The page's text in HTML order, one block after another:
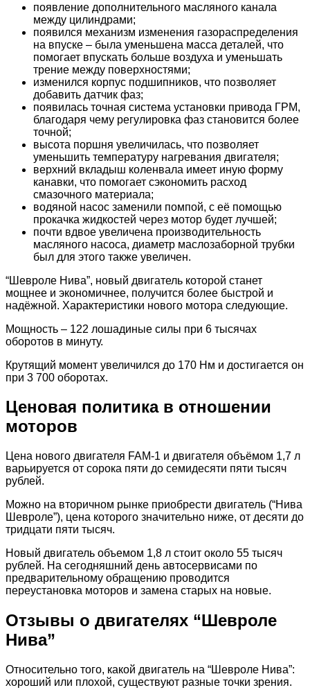
появление дополнительного масляного канала
между цилиндрами;
появился механизм изменения газораспределения
на впуске – была уменьшена масса деталей, что
помогает впускать больше воздуха и уменьшать
трение между поверхностями;
изменился корпус подшипников, что позволяет
добавить датчик фаз;
появилась точная система установки привода ГРМ,
благодаря чему регулировка фаз становится более
точной;
высота поршня увеличилась, что позволяет
уменьшить температуру нагревания двигателя;
верхний вкладыш коленвала имеет иную форму
канавки, что помогает сэкономить расход
смазочного материала;
водяной насос заменили помпой, с её помощью
прокачка жидкостей через мотор будет лучшей;
почти вдвое увеличена производительность
масляного насоса, диаметр маслозаборной трубки
был для этого также увеличен.
“Шевроле Нива”, новый двигатель которой станет
мощнее и экономичнее, получится более быстрой и
надёжной. Характеристики нового мотора следующие.
Мощность – 122 лошадиные силы при 6 тысячах
оборотов в минуту.
Крутящий момент увеличился до 170 Нм и достигается он
при 3 700 оборотах.
Ценовая политика в отношении
моторов
Цена нового двигателя FAM-1 и двигателя объёмом 1,7 л
варьируется от сорока пяти до семидесяти пяти тысяч
рублей.
Можно на вторичном рынке приобрести двигатель (“Нива
Шевроле”), цена которого значительно ниже, от десяти до
тридцати пяти тысяч.
Новый двигатель объемом 1,8 л стоит около 55 тысяч
рублей. На сегодняшний день автосервисами по
предварительному обращению проводится
переустановка моторов и замена старых на новые.
Отзывы о двигателях “Шевроле
Нива”
Относительно того, какой двигатель на “Шевроле Нива”:
хороший или плохой, существуют разные точки зрения.